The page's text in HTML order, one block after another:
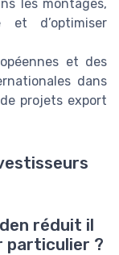
les montages,
d’optimiser
et des
dans
projets export
réduit il
particulier ?